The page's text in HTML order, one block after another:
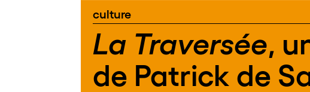
culture
La Traversée,
de Patrick de